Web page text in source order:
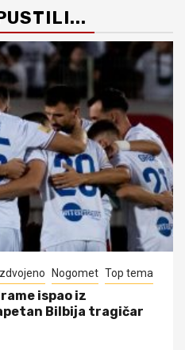
Nogomet Top tema
ispao iz
Bilbija tragičar